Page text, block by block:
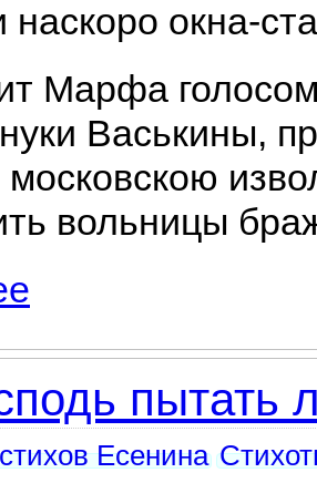
окна-
Марфа
Васькины,
московскою
вольницы
пытать
Есенина